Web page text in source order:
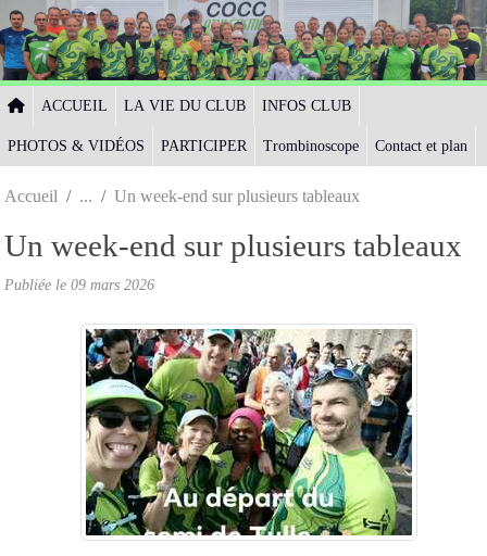
ACCUEIL LA VIE DU CLUB INFOS CLUB
PHOTOS & VIDÉOS PARTICIPER Trombinoscope Contact et plan
Accueil Un week-end sur plusieurs tableaux
Un week-end sur plusieurs tableaux
Publiée le 09 mars 2026
Panneau de gestion des cookies